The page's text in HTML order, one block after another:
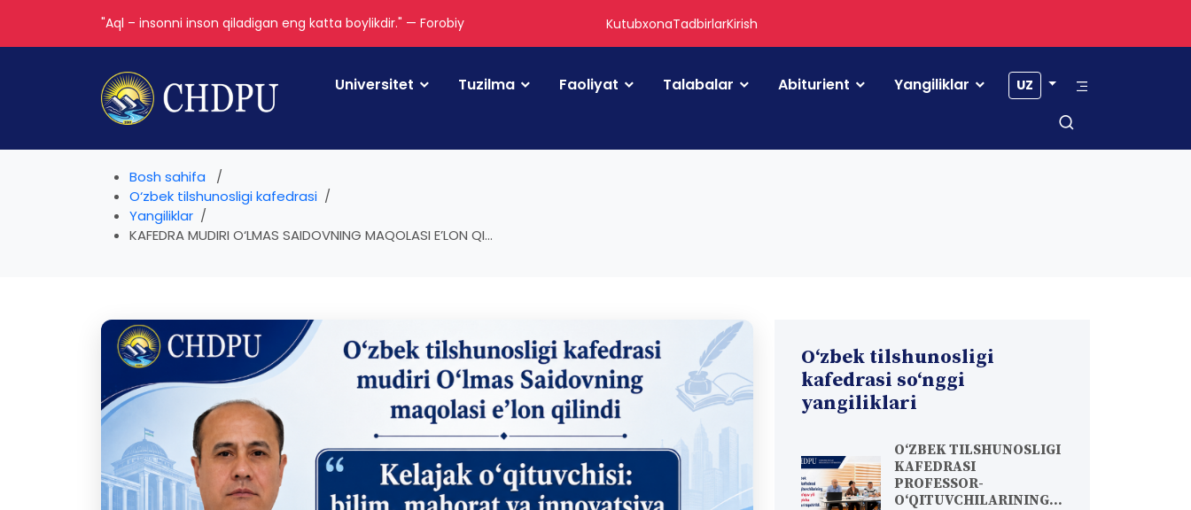
"Aql – insonni inson qiladigan eng katta boylikdir." — Forobiy KutubxonaTadbirlarKirish
Universitet Tuzilma Faoliyat Talabalar Abiturient Yangiliklar UZ
Bosh sahifa
O‘zbek tilshunosligi kafedrasi
Yangiliklar
KAFEDRA MUDIRI O‘LMAS SAIDOVNING MAQOLASI E’LON QI...
O‘zbek tilshunosligi
kafedrasi so‘nggi
yangiliklari
O‘ZBEK TILSHUNOSLIGI
KAFEDRASI
PROFESSOR-
O‘QITUVCHILARINING...